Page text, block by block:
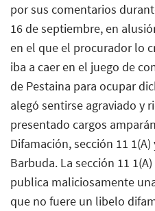
por sus comentarios
16 de septiembre, en
en el que el procurador lo
iba a caer en el juego de
de Pestaina para ocupar
alegó sentirse agraviado y
presentado cargos
Difamación, sección 11
Barbuda. La sección 11
publica maliciosamente
que no fuere un libelo